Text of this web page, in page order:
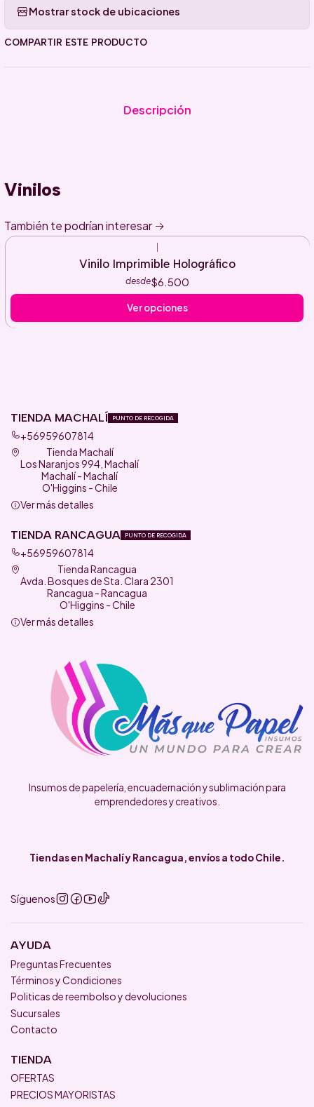
Mostrar stock de ubicaciones
COMPARTIR ESTE PRODUCTO
Descripción
Vinilos
También te podrían interesar
Vinilo Imprimible Holográfico
desde$6.500
Ver opciones
TIENDA MACHALÍ PUNTO DE RECOGIDA
+56959607814
Tienda Machalí
Los Naranjos 994, Machalí
Machalí - Machalí
O'Higgins - Chile
Ver más detalles
TIENDA RANCAGUA PUNTO DE RECOGIDA
+56959607814
Tienda Rancagua
Avda. Bosques de Sta. Clara 2301
Rancagua - Rancagua
O'Higgins - Chile
Ver más detalles
Insumos de papelería, encuadernación y sublimación para
emprendedores y creativos.
Tiendas en Machalí y Rancagua, envíos a todo Chile.
Síguenos
AYUDA
Preguntas Frecuentes
Términos y Condiciones
Politicas de reembolso y devoluciones
Sucursales
Contacto
TIENDA
OFERTAS
PRECIOS MAYORISTAS